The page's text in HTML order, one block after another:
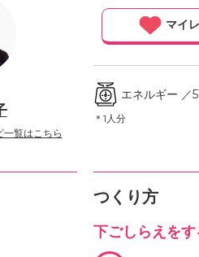
一覧はこちら
マイ
エネルギー ／
＊1人分
つくり方
下ごしらえをす